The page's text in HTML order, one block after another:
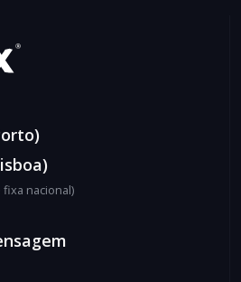
fixa nacional)